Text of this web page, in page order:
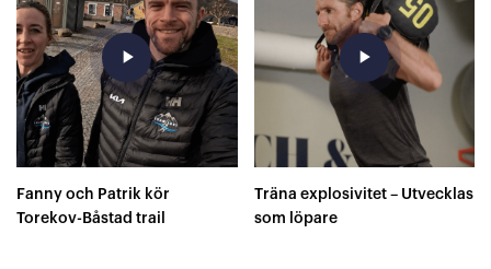
play_arrow
Fanny och Patrik kör
Torekov-Båstad trail
play_arrow
Träna explosivitet – Utvecklas
som löpare